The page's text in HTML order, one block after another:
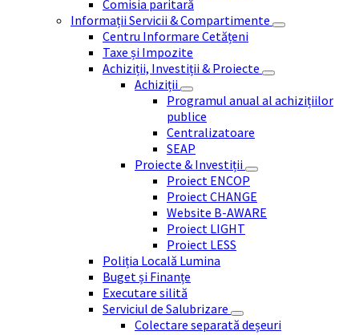
Comisia paritară
Informații Servicii & Compartimente
Centru Informare Cetățeni
Taxe și Impozite
Achiziții, Investiții & Proiecte
Achiziții
Programul anual al achizițiilor
publice
Centralizatoare
SEAP
Proiecte & Investiții
Proiect ENCOP
Proiect CHANGE
Website B-AWARE
Proiect LIGHT
Proiect LESS
Poliția Locală Lumina
Buget și Finanțe
Executare silită
Serviciul de Salubrizare
Colectare separată deșeuri